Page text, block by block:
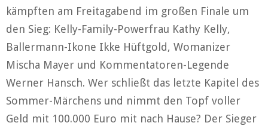
kämpften am Freitagabend im großen Finale um
den Sieg: Kelly-Family-Powerfrau Kathy Kelly,
Ballermann-Ikone Ikke Hüftgold, Womanizer
Mischa Mayer und Kommentatoren-Legende
Werner Hansch. Wer schließt das letzte Kapitel des
Sommer-Märchens und nimmt den Topf voller
Geld mit 100.000 Euro mit nach Hause? Der Sieger